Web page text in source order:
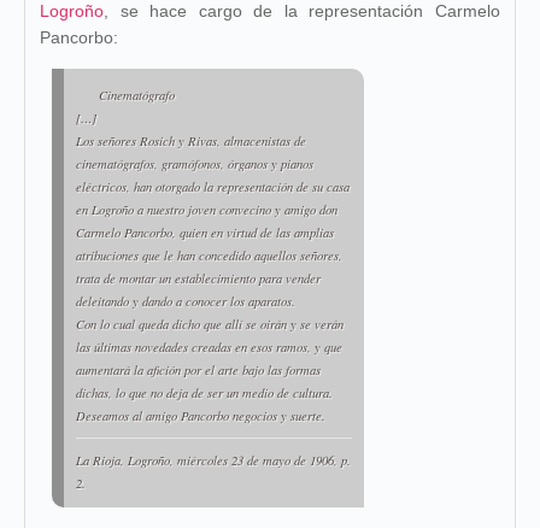
Logroño , se hace cargo de la representación Carmelo
Pancorbo:
Cinematógrafo
[…]
Los señores Rosich y Rivas, almacenistas de
cinematógrafos, gramófonos, órganos y pianos
eléctricos, han otorgado la representación de su casa
en Logroño a nuestro joven convecino y amigo don
Carmelo Pancorbo, quien en virtud de las amplias
atribuciones que le han concedido aquellos señores,
trata de montar un establecimiento para vender
deleitando y dando a conocer los aparatos.
Con lo cual queda dicho que allí se oirán y se verán
las últimas novedades creadas en esos ramos, y que
aumentará la afición por el arte bajo las formas
dichas, lo que no deja de ser un medio de cultura.
Deseamos al amigo Pancorbo negocios y suerte.
La Rioja, Logroño, miércoles 23 de mayo de 1906, p.
2.